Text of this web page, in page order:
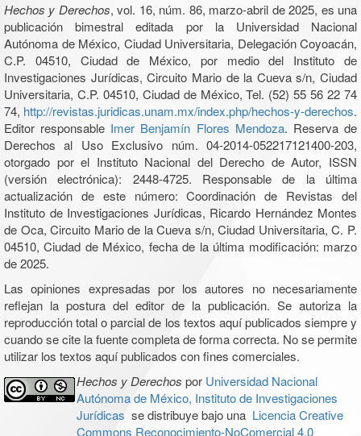
Hechos y Derechos, vol. 16, núm. 86, marzo-abril de 2025, es una
publicación bimestral editada por la Universidad Nacional
Autónoma de México, Ciudad Universitaria, Delegación Coyoacán,
C.P. 04510, Ciudad de México, por medio del Instituto de
Investigaciones Jurídicas, Circuito Mario de la Cueva s/n, Ciudad
Universitaria, C.P. 04510, Ciudad de México, Tel. (52) 55 56 22 74
74, http://revistas.juridicas.unam.mx/index.php/hechos-y-derechos.
Editor responsable Imer Benjamín Flores Mendoza. Reserva de
Derechos al Uso Exclusivo núm. 04-2014-052217121400-203,
otorgado por el Instituto Nacional del Derecho de Autor, ISSN
(versión electrónica): 2448-4725. Responsable de la última
actualización de este número: Coordinación de Revistas del
Instituto de Investigaciones Jurídicas, Ricardo Hernández Montes
de Oca, Circuito Mario de la Cueva s/n, Ciudad Universitaria, C. P.
04510, Ciudad de México, fecha de la última modificación: marzo
de 2025.
Las opiniones expresadas por los autores no necesariamente
reflejan la postura del editor de la publicación. Se autoriza la
reproducción total o parcial de los textos aquí publicados siempre y
cuando se cite la fuente completa de forma correcta. No se permite
utilizar los textos aquí publicados con fines comerciales.
Hechos y Derechos por Universidad Nacional
Autónoma de México, Instituto de Investigaciones
Jurídicas se distribuye bajo una Licencia Creative
Commons Reconocimiento-NoComercial 4.0